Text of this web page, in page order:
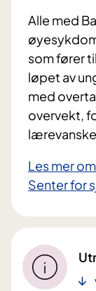
Alle med
som fører
løpet av
med
overvekt,
Les mer
Senter for